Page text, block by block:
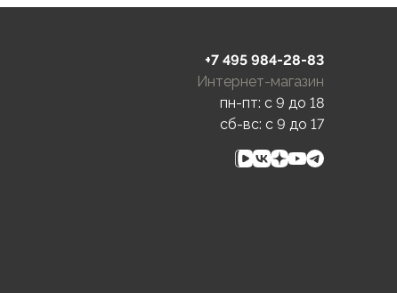
+7 495 984-28-83
Интернет-магазин
пн-пт: c 9 до 18
сб-вс: c 9 до 17